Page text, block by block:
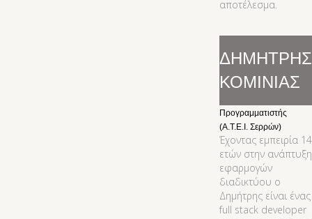
αποτέλεσμα.
ΔΗΜΗΤΡΗΣ
ΚΟΜΙΝΙΑΣ
Προγραμματιστής
(Α.Τ.Ε.Ι. Σερρών)
Έχοντας εμπειρία 14
ετών στην ανάπτυξη
εφαρμογών
διαδικτύου ο
Δημήτρης είναι ένας
full stack developer